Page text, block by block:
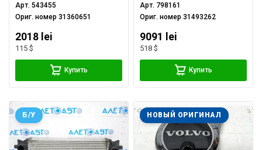
пыльник
Арт.543455
Ориг. номер31360651
2018 lei
115 $
Купить
Арт. 798161
Ориг. номер31493262
9091 lei
518 $
Купить
Б/У НОВЫЙ ОРИГИНАЛ